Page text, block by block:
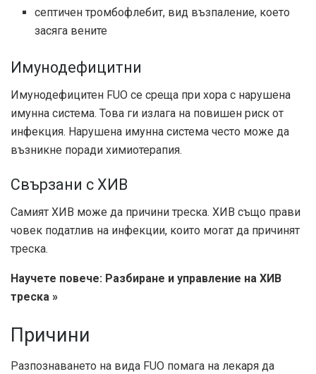
септичен тромбофлебит, вид възпаление, което
засяга вените
Имунодефицитни
Имунодефицитен FUO се среща при хора с нарушена
имунна система. Това ги излага на повишен риск от
инфекция. Нарушена имунна система често може да
възникне поради химиотерапия.
Свързани с ХИВ
Самият ХИВ може да причини треска. ХИВ също прави
човек податлив на инфекции, които могат да причинят
треска.
Научете повече: Разбиране и управление на ХИВ
треска »
Причини
Разпознаването на вида FUO помага на лекаря да